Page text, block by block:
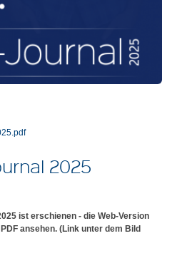
2025
ist erschienen - die Web-Version
ansehen. (Link unter dem Bild